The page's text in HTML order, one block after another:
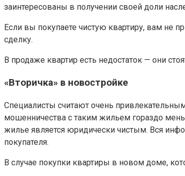
заинтересованы в получении своей доли
Если вы покупаете чистую квартиру, вам не
сделку.
В продаже квартир есть недостаток — они
«Вторичка» в новостройке
Специалисты считают очень
мошенничества с таким жильем гораздо
жилье является юридически чистым. Вся
покупателя.
В случае покупки квартиры в новом доме,